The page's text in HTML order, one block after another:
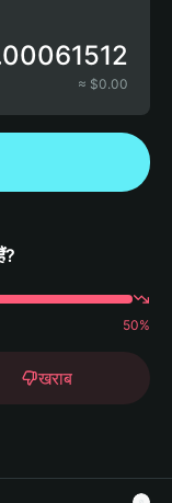
≈ $0.00
50%
खराब